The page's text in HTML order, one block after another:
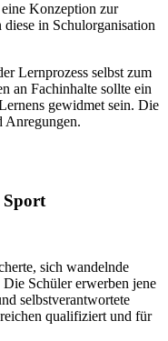
Konzeption zur
in Schulorganisation
Lernprozess selbst zum
an Fachinhalte sollte ein
gewidmet sein. Die
Anregungen.
Sport
sich wandelnde
Schüler erwerben jene
selbstverantwortete
qualifiziert und für